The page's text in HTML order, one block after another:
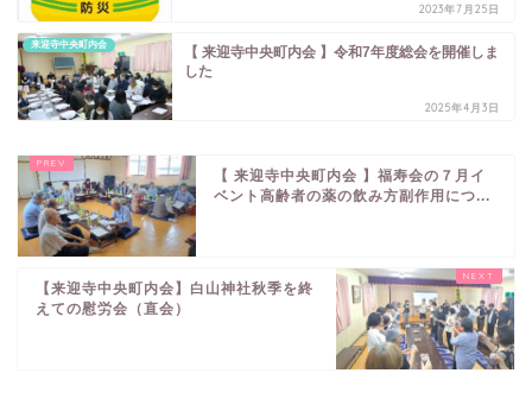
2023年7月25日
来迎寺中央町内会
【 来迎寺中央町内会 】令和7年度総会を開催しま
した
2025年4月3日
【 来迎寺中央町内会 】福寿会の７月イ
ベント高齢者の薬の飲み方副作用につ...
【来迎寺中央町内会】白山神社秋季を終
えての慰労会（直会）